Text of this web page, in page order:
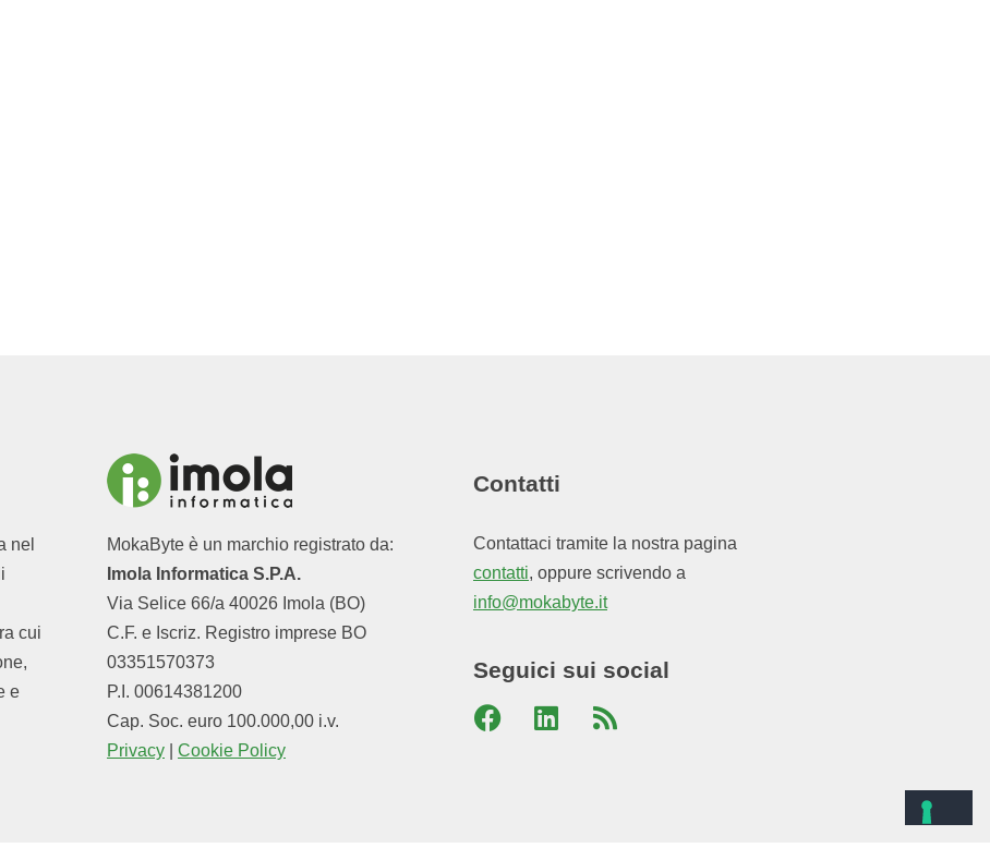
nel
cui
e
MokaByte è un marchio registrato da:
Imola Informatica S.P.A.
Via Selice 66/a 40026 Imola (BO)
C.F. e Iscriz. Registro imprese BO
03351570373
P.I. 00614381200
Cap. Soc. euro 100.000,00 i.v.
Privacy
Cookie Policy
Contatti
Contattaci tramite la nostra pagina
contatti, oppure scrivendo a
info@mokabyte.it
Seguici sui social